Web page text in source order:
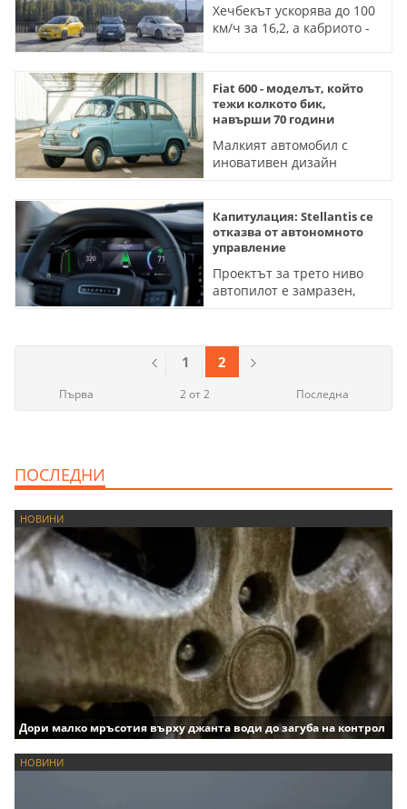
Хечбекът ускорява до 100
км/ч за 16,2, а кабриото -
Fiat 600 - моделът, който
тежи колкото бик,
навърши 70 години
Малкият автомобил с
иновативен дизайн
Италия
Капитулация: Stellantis се
отказва от автономното
управление
Проектът за трето ниво
автопилот е замразен,
2 от 2 Последна
1 2
Първа
ПОСЛЕДНИ
НОВИНИ
Дори малко мръсотия върху джанта води до загуба на контрол
НОВИНИ